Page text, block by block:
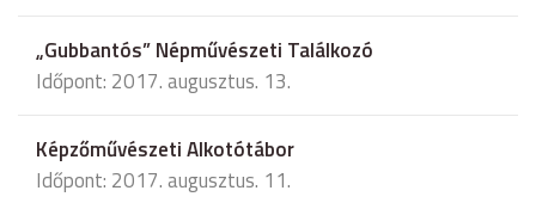
„Gubbantós” Népművészeti Találkozó
Időpont: 2017. augusztus. 13.
Képzőművészeti Alkotótábor
Időpont: 2017. augusztus. 11.